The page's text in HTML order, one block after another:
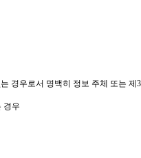
경우로서 명백히 정보 주체 또는 제3
경우